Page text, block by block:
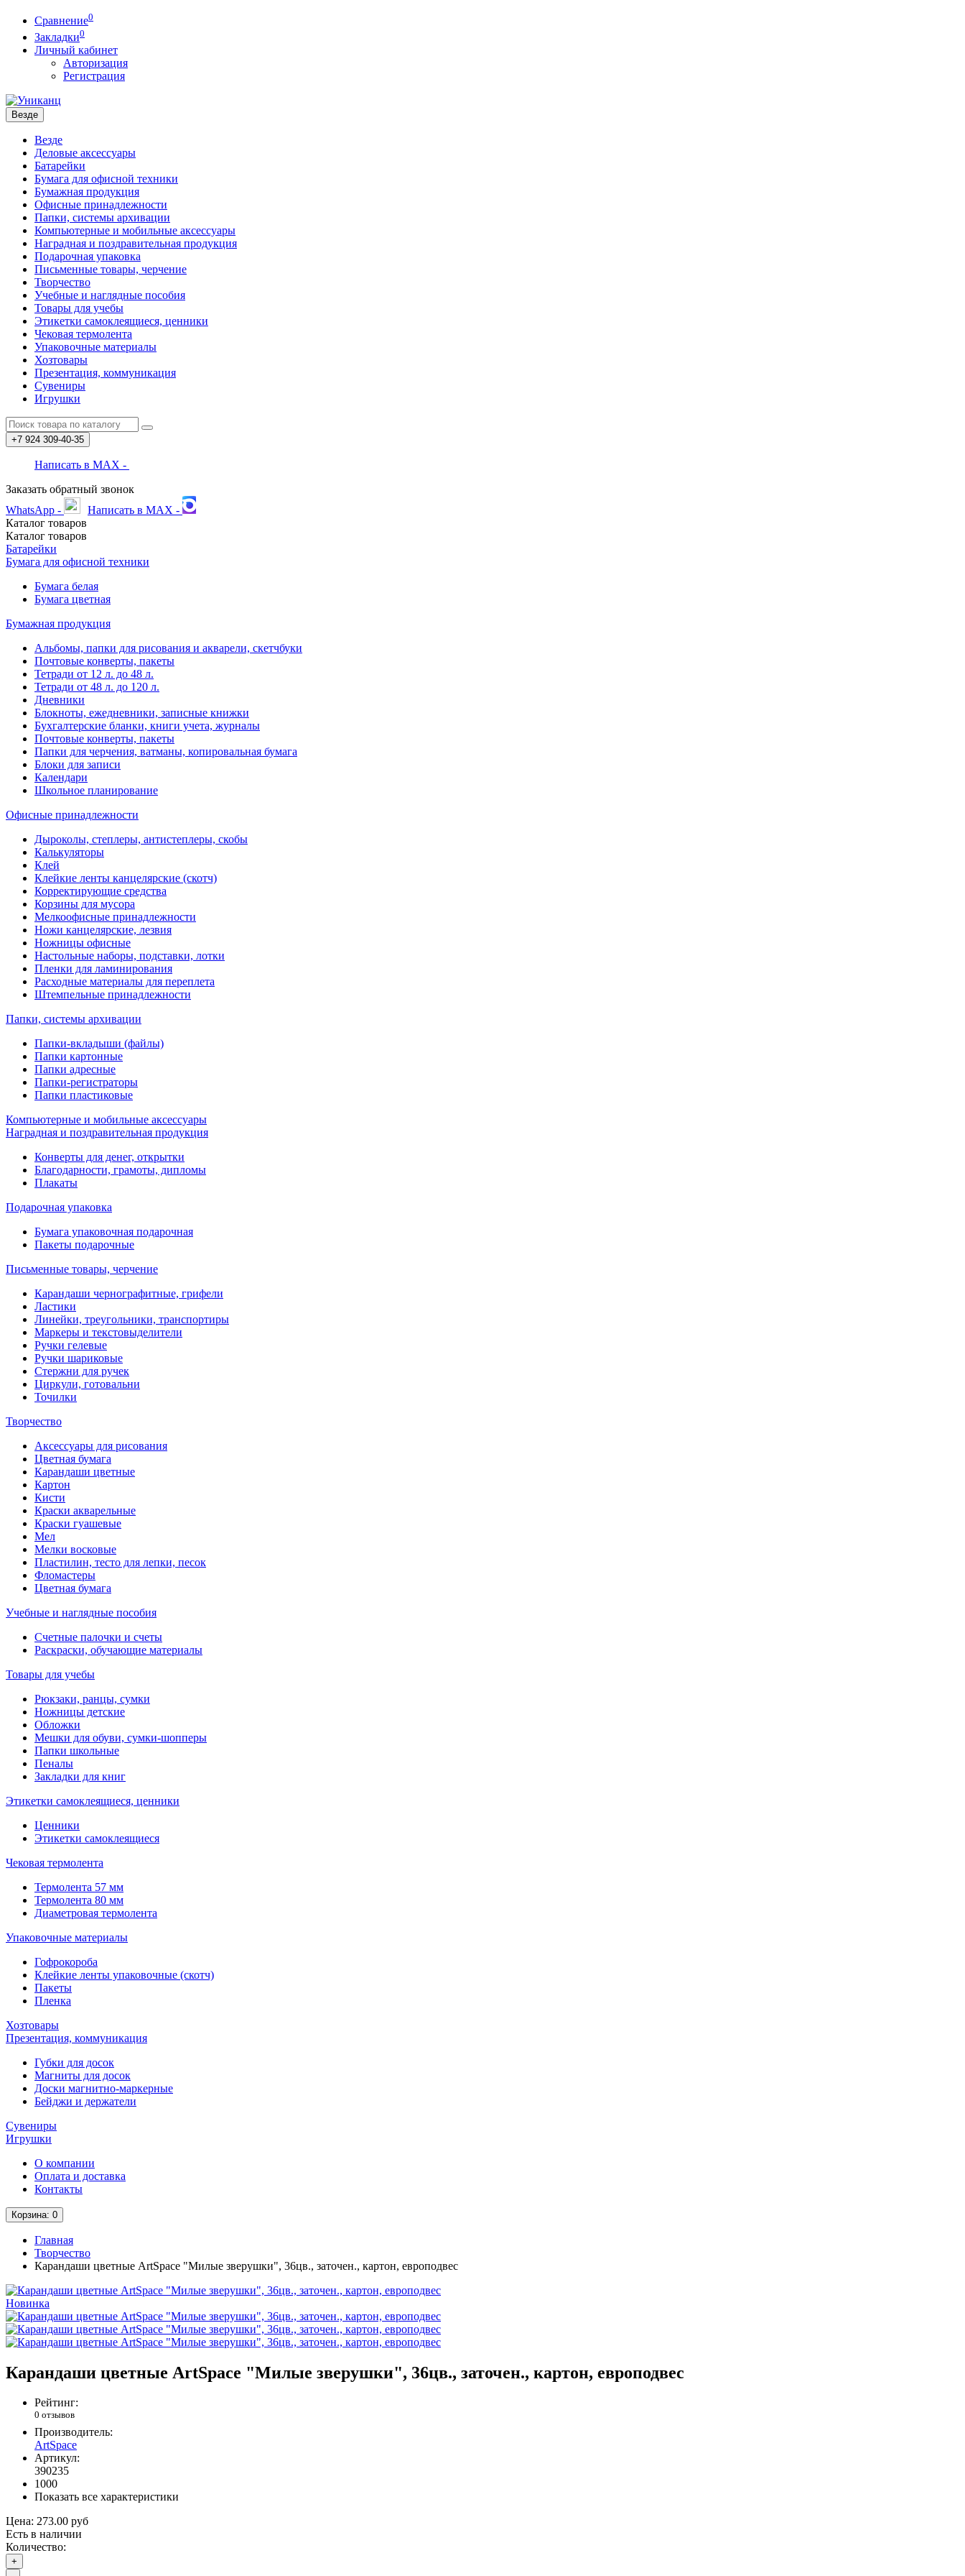
Сравнение0
Закладки0
Личный кабинет
Авторизация
Регистрация
Везде
Везде
Деловые аксессуары
Батарейки
Бумага для офисной техники
Бумажная продукция
Офисные принадлежности
Папки, системы архивации
Компьютерные и мобильные аксессуары
Наградная и поздравительная продукция
Подарочная упаковка
Письменные товары, черчение
Творчество
Учебные и наглядные пособия
Товары для учебы
Этикетки самоклеящиеся, ценники
Чековая термолента
Упаковочные материалы
Хозтовары
Презентация, коммуникация
Сувениры
Игрушки
+7 924 309-40-35
Написать в MAX -
Заказать обратный звонок
WhatsApp -
Написать в MAX -
Каталог товаров
Каталог товаров
Батарейки
Бумага для офисной техники
Бумага белая
Бумага цветная
Бумажная продукция
Альбомы, папки для рисования и акварели, скетчбуки
Почтовые конверты, пакеты
Тетради от 12 л. до 48 л.
Тетради от 48 л. до 120 л.
Дневники
Блокноты, ежедневники, записные книжки
Бухгалтерские бланки, книги учета, журналы
Почтовые конверты, пакеты
Папки для черчения, ватманы, копировальная бумага
Блоки для записи
Календари
Школьное планирование
Офисные принадлежности
Дыроколы, степлеры, антистеплеры, скобы
Калькуляторы
Клей
Клейкие ленты канцелярские (скотч)
Корректирующие средства
Корзины для мусора
Мелкоофисные принадлежности
Ножи канцелярские, лезвия
Ножницы офисные
Настольные наборы, подставки, лотки
Пленки для ламинирования
Расходные материалы для переплета
Штемпельные принадлежности
Папки, системы архивации
Папки-вкладыши (файлы)
Папки картонные
Папки адресные
Папки-регистраторы
Папки пластиковые
Компьютерные и мобильные аксессуары
Наградная и поздравительная продукция
Конверты для денег, открытки
Благодарности, грамоты, дипломы
Плакаты
Подарочная упаковка
Бумага упаковочная подарочная
Пакеты подарочные
Письменные товары, черчение
Карандаши чернографитные, грифели
Ластики
Линейки, треугольники, транспортиры
Маркеры и текстовыделители
Ручки гелевые
Ручки шариковые
Стержни для ручек
Циркули, готовальни
Точилки
Творчество
Аксессуары для рисования
Цветная бумага
Карандаши цветные
Картон
Кисти
Краски акварельные
Краски гуашевые
Мел
Мелки восковые
Пластилин, тесто для лепки, песок
Фломастеры
Цветная бумага
Учебные и наглядные пособия
Счетные палочки и счеты
Раскраски, обучающие материалы
Товары для учебы
Рюкзаки, ранцы, сумки
Ножницы детские
Обложки
Мешки для обуви, сумки-шопперы
Папки школьные
Пеналы
Закладки для книг
Этикетки самоклеящиеся, ценники
Ценники
Этикетки самоклеящиеся
Чековая термолента
Термолента 57 мм
Термолента 80 мм
Диаметровая термолента
Упаковочные материалы
Гофрокороба
Клейкие ленты упаковочные (скотч)
Пакеты
Пленка
Хозтовары
Презентация, коммуникация
Губки для досок
Магниты для досок
Доски магнитно-маркерные
Бейджи и держатели
Сувениры
Игрушки
О компании
Оплата и доставка
Контакты
Корзина: 0
Главная
Творчество
Карандаши цветные ArtSpace "Милые зверушки", 36цв., заточен., картон, европодвес
Новинка
Карандаши цветные ArtSpace "Милые зверушки", 36цв., заточен., картон, европодвес
Рейтинг:
0 отзывов
Производитель:
ArtSpace
Артикул:
390235
1000
Показать все характеристики
Цена: 273.00 руб
Есть в наличии
Количество:
+